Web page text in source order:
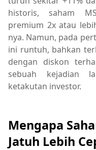
historis, saham
premium 2x atau
nya. Namun, pada
ini runtuh, bahkan
dengan diskon
sebuah kejadian
ketakutan investor.
Mengapa
Jatuh Lebih